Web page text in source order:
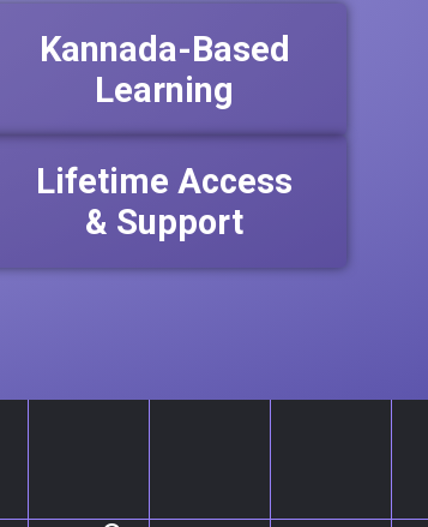
Kannada-Based
Learning
Lifetime Access
& Support